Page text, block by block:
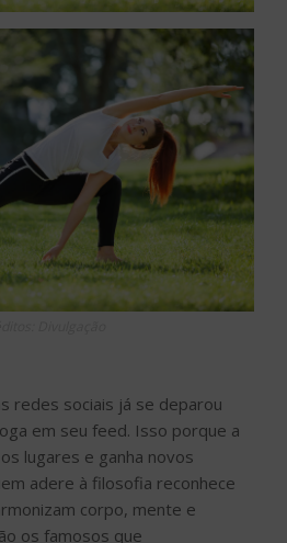
redes sociais já se deparou
em seu feed. Isso porque a
lugares e ganha novos
adere à filosofia reconhece
corpo, mente e
os famosos que